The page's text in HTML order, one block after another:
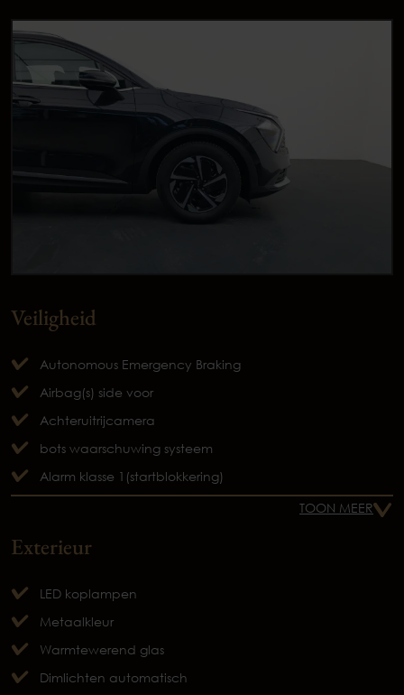
Veiligheid
Autonomous Emergency Braking
Airbag(s) side voor
Achteruitrijcamera
bots waarschuwing systeem
Alarm klasse 1(startblokkering)
TOON MEER
Exterieur
LED koplampen
Metaalkleur
Warmtewerend glas
Dimlichten automatisch